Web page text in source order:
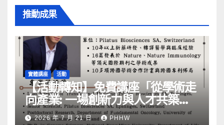
推動成果
實體講座 活動
【活動轉知】免費講座「從學術走
向產業: ⼀場創新力與⼈才共築的
旅程」
2026 年 7 月 21 日 PHHW